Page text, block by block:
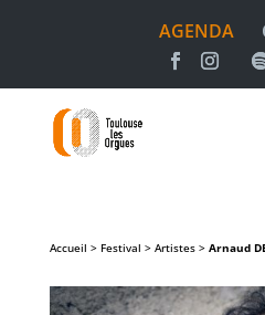
AGENDA
Accueil > Festival > Artistes > Arnaud